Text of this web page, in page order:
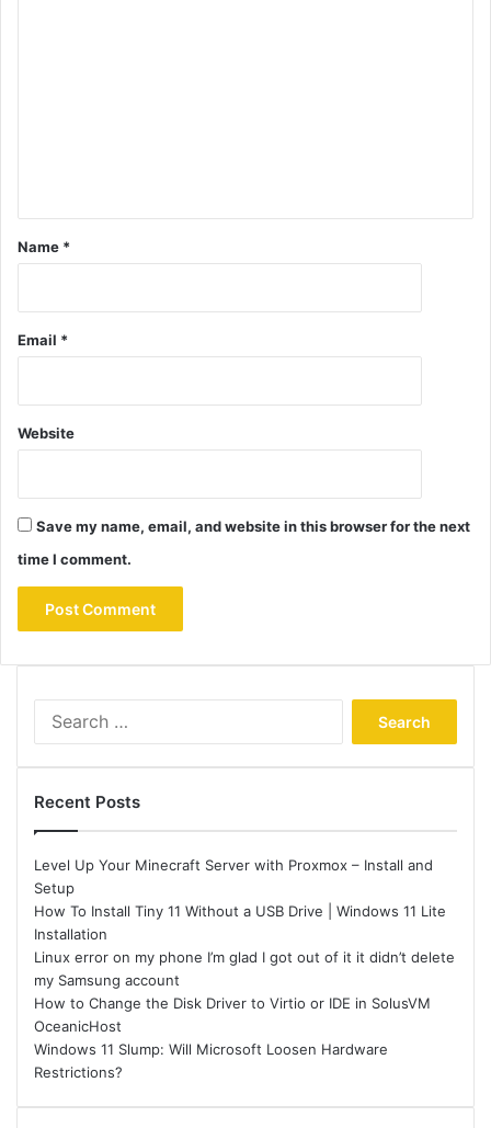
Name *
Email *
Website
Save my name, email, and website in this browser for the next
time I comment.
Recent Posts
Level Up Your Minecraft Server with Proxmox – Install and
Setup
How To Install Tiny 11 Without a USB Drive | Windows 11 Lite
Installation
Linux error on my phone I’m glad I got out of it it didn’t delete
my Samsung account
How to Change the Disk Driver to Virtio or IDE in SolusVM
OceanicHost
Windows 11 Slump: Will Microsoft Loosen Hardware
Restrictions?